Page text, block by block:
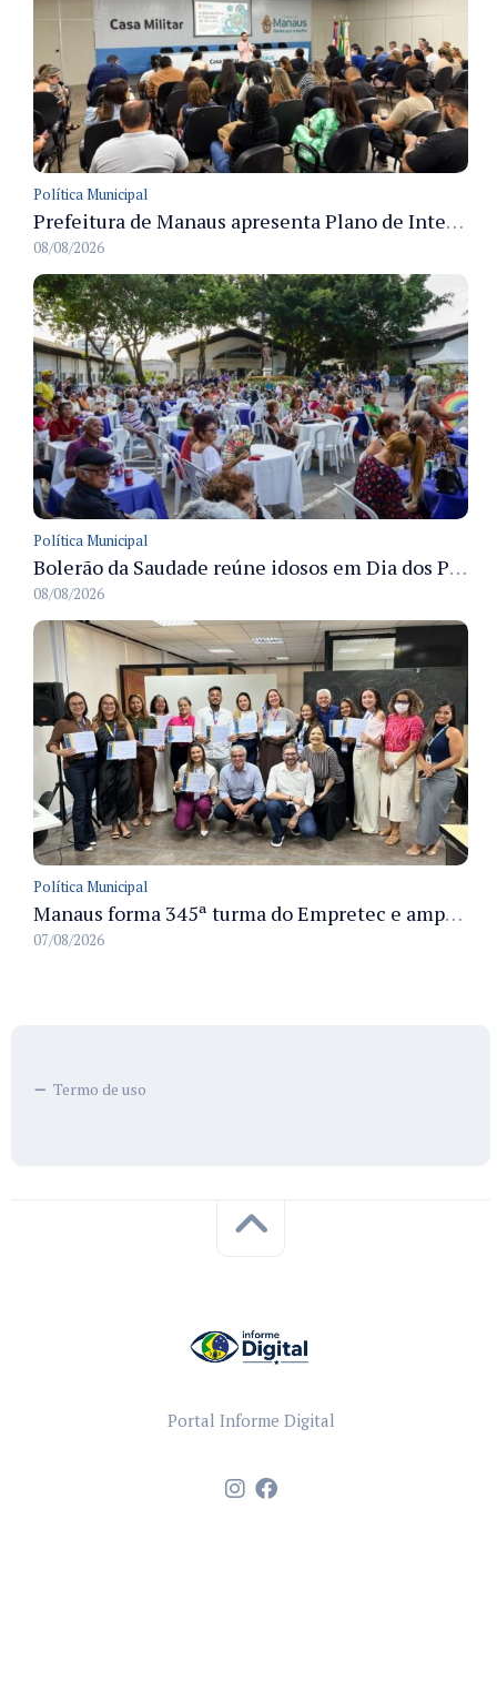
Política Municipal
Prefeitura de Manaus apresenta Plano de Integridade da CGM e qualifica servidores para governança e conformidade no biênio 2027-2028
08/08/2026
Política Municipal
Bolerão da Saudade reúne idosos em Dia dos Pais promovido pela Fundação Dr. Thomas em Manaus
08/08/2026
Política Municipal
Manaus forma 345ª turma do Empretec e amplia qualificação de empreendedores na cidade
07/08/2026
Termo de uso
Portal Informe Digital